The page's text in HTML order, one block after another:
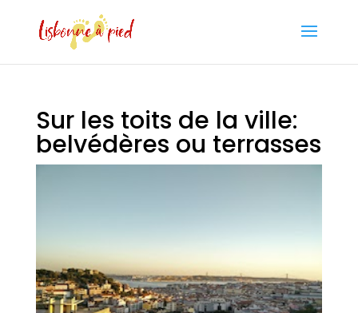
Sur les toits de la ville:
belvédères ou terrasses